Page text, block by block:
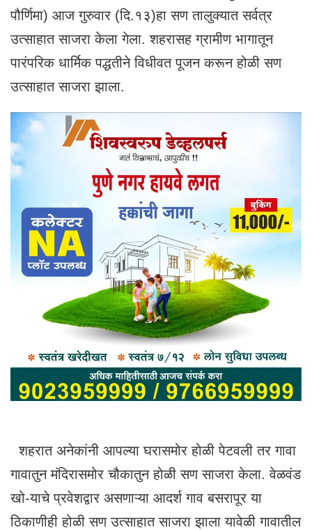
पौर्णिमा) आज गुरुवार (दि.१३)हा सण तालुक्यात सर्वत्र
उत्साहात साजरा केला गेला. शहरासह ग्रामीण भागातून
पारंपरिक धार्मिक पद्धतीने विधीवत पूजन करून होळी सण
उत्साहात साजरा झाला.
शहरात अनेकांनी आपल्या घरासमोर होळी पेटवली तर गावा
गावातुन मंदिरासमोर चौकातुन होळी सण साजरा केला. वेळवंड
खो-याचे प्रवेशद्वार असणाऱ्या आदर्श गाव बसरापूर या
ठिकाणीही होळी सण उत्साहात साजरा झाला यावेळी गावातील